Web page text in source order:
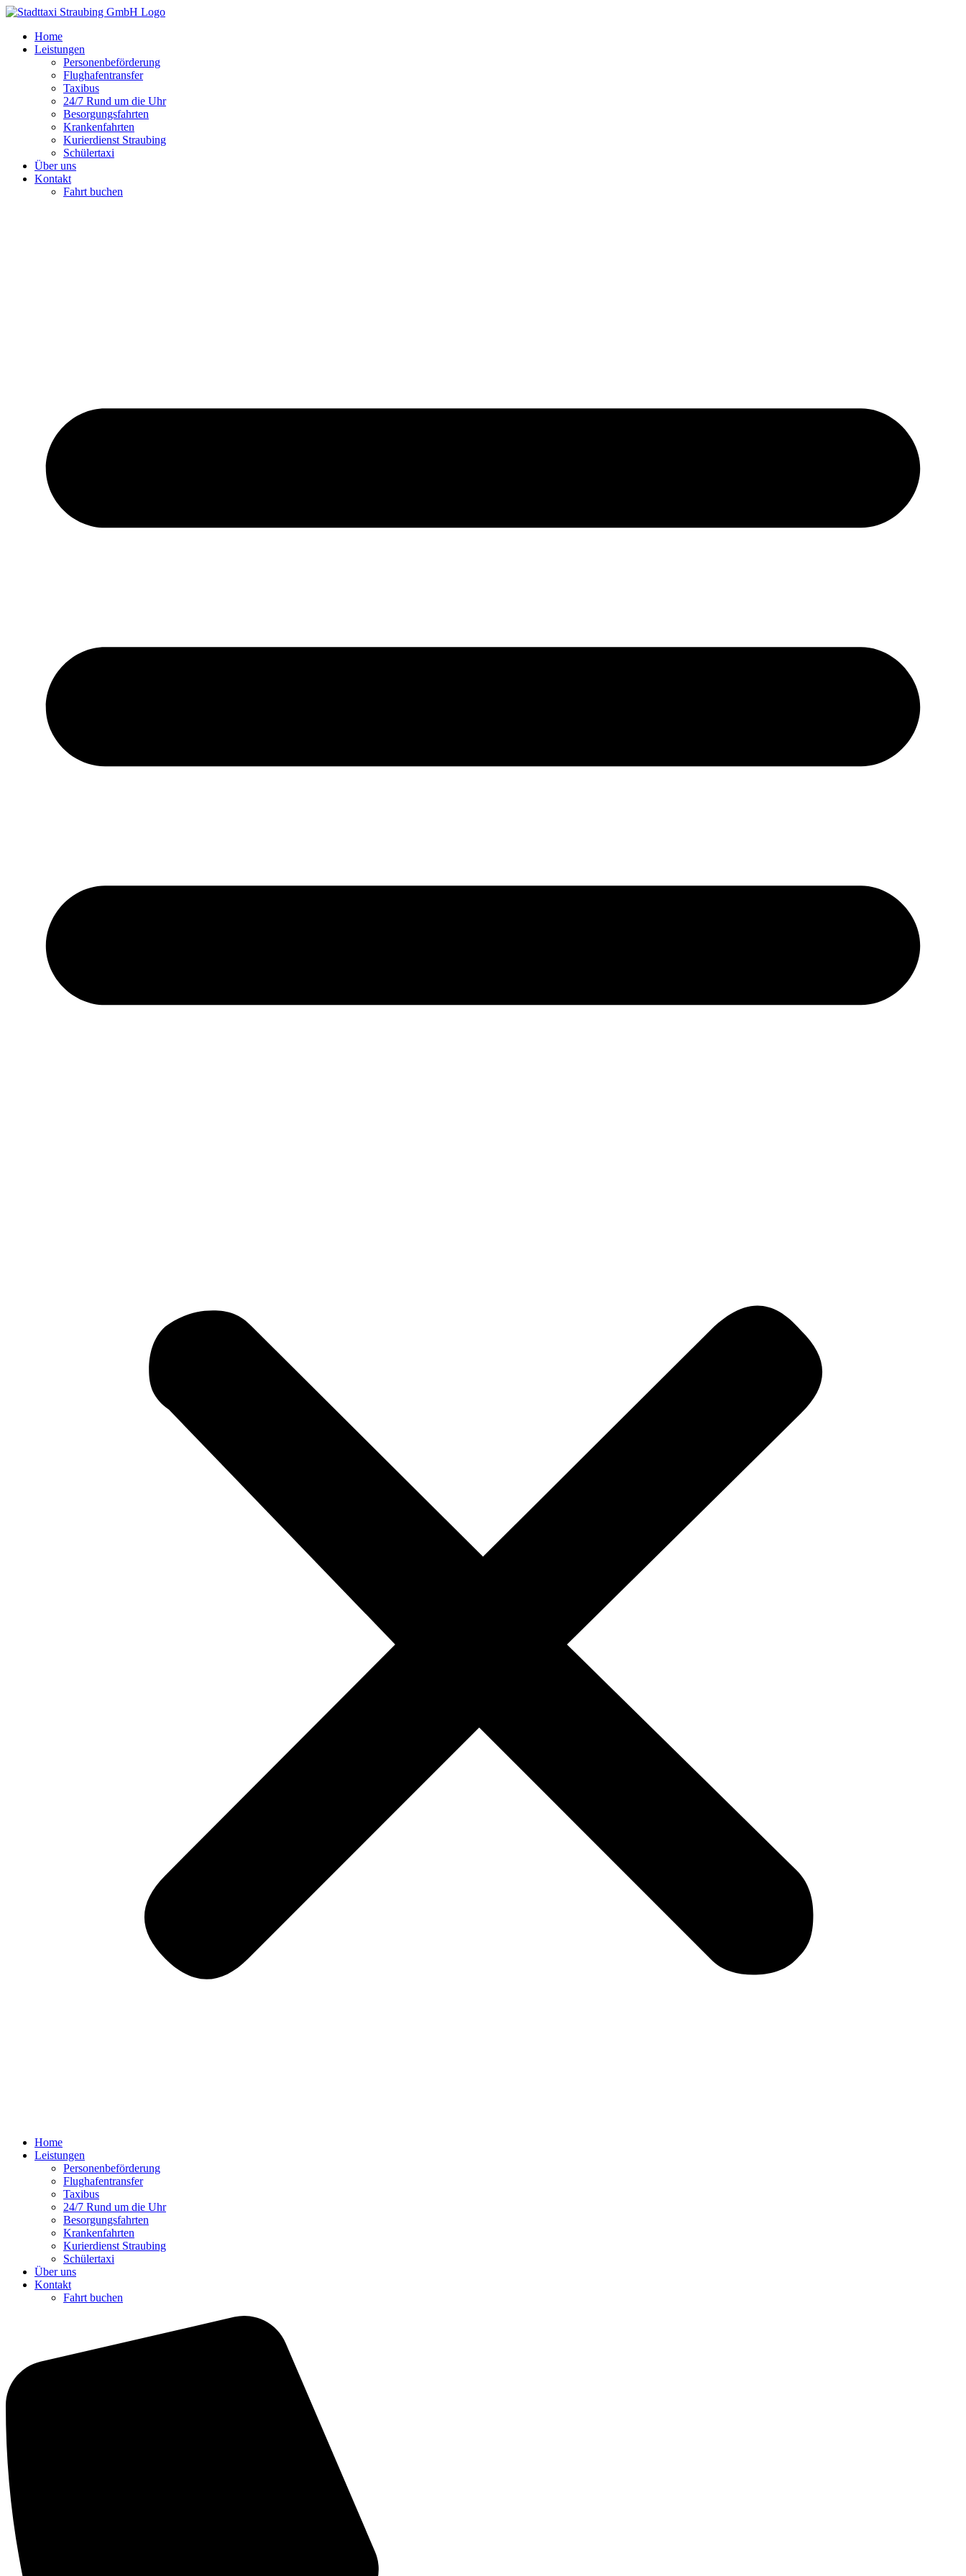
Zum
springenHome
Leistungen
Personenbeförderung
Flughafentransfer
Taxibus
24/7 Rund um die Uhr
Besorgungsfahrten
Krankenfahrten
Kurierdienst Straubing
Schülertaxi
Über uns
Kontakt
Fahrt buchen
Home
Leistungen
Personenbeförderung
Flughafentransfer
Taxibus
24/7 Rund um die Uhr
Besorgungsfahrten
Krankenfahrten
Kurierdienst Straubing
Schülertaxi
Über uns
Kontakt
Fahrt buchen